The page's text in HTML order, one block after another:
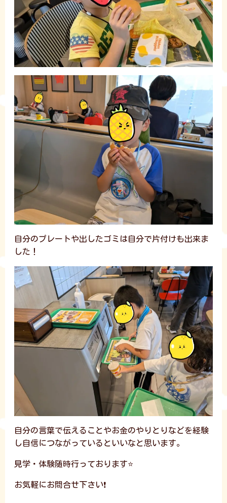
自分のプレートや出したゴミは自分で片付けも出来ま
した！
自分の言葉で伝えることやお金のやりとりなどを経験
し自信につながっているといいなと思います。
見学・体験随時行っております⭐
お気軽にお問合せ下さい❗